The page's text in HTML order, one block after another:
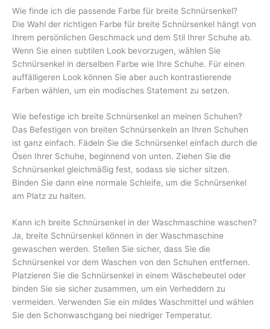
Wie finde ich die passende Farbe für breite Schnürsenkel?
Die Wahl der richtigen Farbe für breite Schnürsenkel hängt von
Ihrem persönlichen Geschmack und dem Stil Ihrer Schuhe ab.
Wenn Sie einen subtilen Look bevorzugen, wählen Sie
Schnürsenkel in derselben Farbe wie Ihre Schuhe. Für einen
auffälligeren Look können Sie aber auch kontrastierende
Farben wählen, um ein modisches Statement zu setzen.
Wie befestige ich breite Schnürsenkel an meinen Schuhen?
Das Befestigen von breiten Schnürsenkeln an Ihren Schuhen
ist ganz einfach. Fädeln Sie die Schnürsenkel einfach durch die
Ösen Ihrer Schuhe, beginnend von unten. Ziehen Sie die
Schnürsenkel gleichmäßig fest, sodass sie sicher sitzen.
Binden Sie dann eine normale Schleife, um die Schnürsenkel
am Platz zu halten.
Kann ich breite Schnürsenkel in der Waschmaschine waschen?
Ja, breite Schnürsenkel können in der Waschmaschine
gewaschen werden. Stellen Sie sicher, dass Sie die
Schnürsenkel vor dem Waschen von den Schuhen entfernen.
Platzieren Sie die Schnürsenkel in einem Wäschebeutel oder
binden Sie sie sicher zusammen, um ein Verheddern zu
vermeiden. Verwenden Sie ein mildes Waschmittel und wählen
Sie den Schonwaschgang bei niedriger Temperatur.